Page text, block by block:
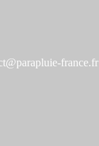
france.fr